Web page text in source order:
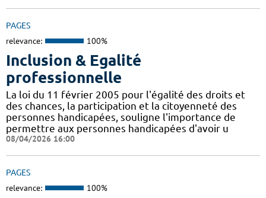
PAGES
relevance: 100%
Inclusion & Egalité
professionnelle
La loi du 11 février 2005 pour l'égalité des droits et
des chances, la participation et la citoyenneté des
personnes handicapées, souligne l'importance de
permettre aux personnes handicapées d'avoir u
08/04/2026 16:00
PAGES
relevance: 100%